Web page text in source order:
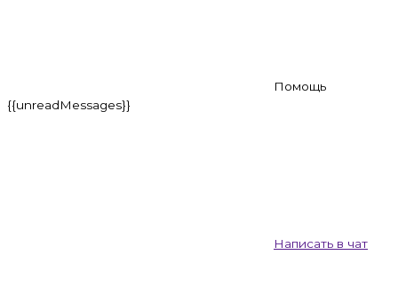
Помощь
{{unreadMessages}}
Написать в чат